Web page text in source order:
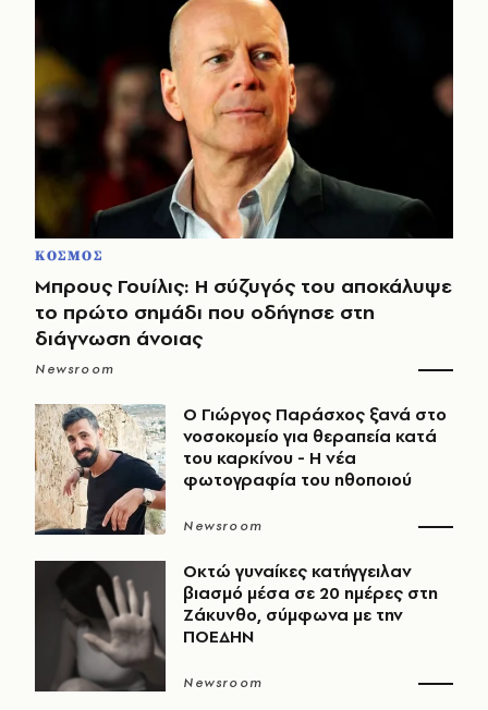
ΚΟΣΜΟΣ
Μπρους Γουίλις: Η σύζυγός του αποκάλυψε
το πρώτο σημάδι που οδήγησε στη
διάγνωση άνοιας
Newsroom
O Γιώργος Παράσχος ξανά στο
νοσοκομείο για θεραπεία κατά
του καρκίνου - Η νέα
φωτογραφία του ηθοποιού
Newsroom
Οκτώ γυναίκες κατήγγειλαν
βιασμό μέσα σε 20 ημέρες στη
Ζάκυνθο, σύμφωνα με την
ΠΟΕΔΗΝ
Newsroom